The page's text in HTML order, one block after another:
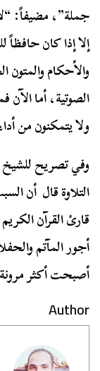
جملة”، مضيفاً:
إلا إذا كان حافظاً
والأحكام والمتون
الصوتية، أما
ولا يتمكنون من
وفي تصريح
التلاوة قال أن
أجور المآتم
أصبحت أكثر
Author